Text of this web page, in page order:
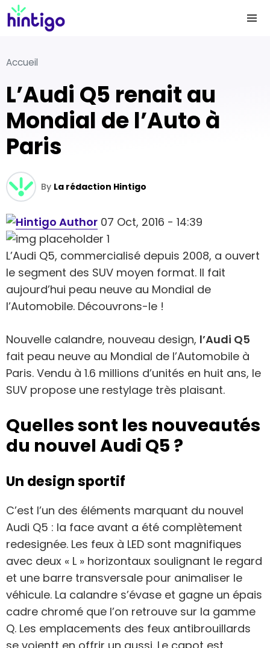
Accueil
L’Audi Q5 renait au
Mondial de l’Auto à
Paris
By La rédaction Hintigo
07 Oct, 2016 - 14:39
L’Audi Q5, commercialisé depuis 2008, a ouvert
le segment des SUV moyen format. Il fait
aujourd’hui peau neuve au Mondial de
l’Automobile. Découvrons-le !
Nouvelle calandre, nouveau design, l’Audi Q5
fait peau neuve au Mondial de l’Automobile à
Paris. Vendu à 1.6 millions d’unités en huit ans, le
SUV propose une restylage très plaisant.
Quelles sont les nouveautés
du nouvel Audi Q5 ?
Un design sportif
C’est l’un des éléments marquant du nouvel
Audi Q5 : la face avant a été complètement
redesignée. Les feux à LED sont magnifiques
avec deux « L » horizontaux soulignant le regard
et une barre transversale pour animaliser le
véhicule. La calandre s’évase et gagne un épais
cadre chromé que l’on retrouve sur la gamme
Q. Les emplacements des feux antibrouillards